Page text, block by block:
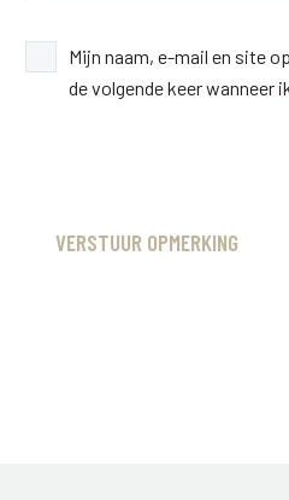
Mijn naam, e-mail en site
de volgende keer wanneer
VERSTUUR OPMERKING